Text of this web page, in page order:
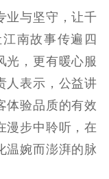
在线
评审
与坚守，让千
南故事传遍四
光，更有暖心服
人表示，公益讲
体验品质的有效
漫步中聆听，在
温婉而澎湃的脉